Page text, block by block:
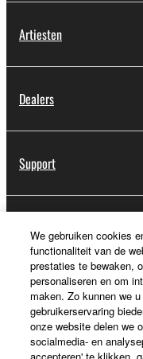
Artiesten
Dealers
Support
Registratie voor Yamaha
Over Yamaha
Nederland / België /
We gebruiken cookies
functionaliteit van de
prestaties te bewaken,
personaliseren en om
maken. Zo kunnen we
gebruikerservaring
onze website delen we
socialmedia- en